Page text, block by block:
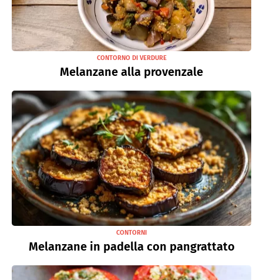
CONTORNO DI VERDURE
Melanzane alla provenzale
CONTORNI
Melanzane in padella con pangrattato